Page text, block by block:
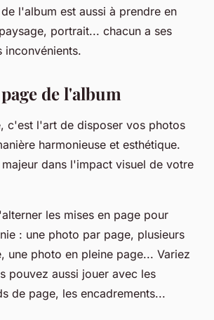
l'album est aussi à prendre en
portrait... chacun a ses
inconvénients.
de l'album
c'est l'art de disposer vos photos
harmonieuse et esthétique.
dans l'impact visuel de votre
les mises en page pour
: une photo par page, plusieurs
une photo en pleine page... Variez
pouvez aussi jouer avec les
de page, les encadrements...